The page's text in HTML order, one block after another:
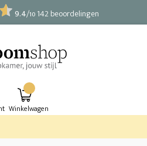
9.4/10 142 beoordelingen
Winkelwagen